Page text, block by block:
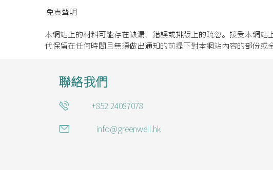
免責聲明
本網站上的材料可能存在缺漏、錯誤或排版上的疏忽。接受本網
代保留在任何時間且無須做出通知的前提下對本網站內容的部份
聯絡我們
+852 24087078
info@greenwell.hk